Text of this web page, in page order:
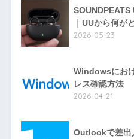
｜UUから何が
2026-05-23
Windowsにお
レス確認方法
2026-04-21
Outlookで差出